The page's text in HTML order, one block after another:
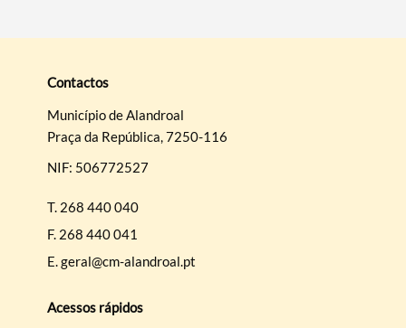
Contactos
Município de Alandroal
Praça da República, 7250-116
NIF: 506772527
T. 268 440 040
F. 268 440 041
E.geral@cm-alandroal.pt
Acessos rápidos